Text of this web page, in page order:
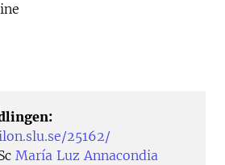
25162/
María Luz Annacondia